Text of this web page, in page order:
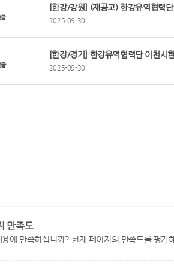
[한강/강원] (재공고) 한강유역협력
2025-09-30
[한강/경기] 한강유역협력단 이천시
2025-09-30
만족도
에 만족하십니까? 현재 페이지의 만족도를 평가